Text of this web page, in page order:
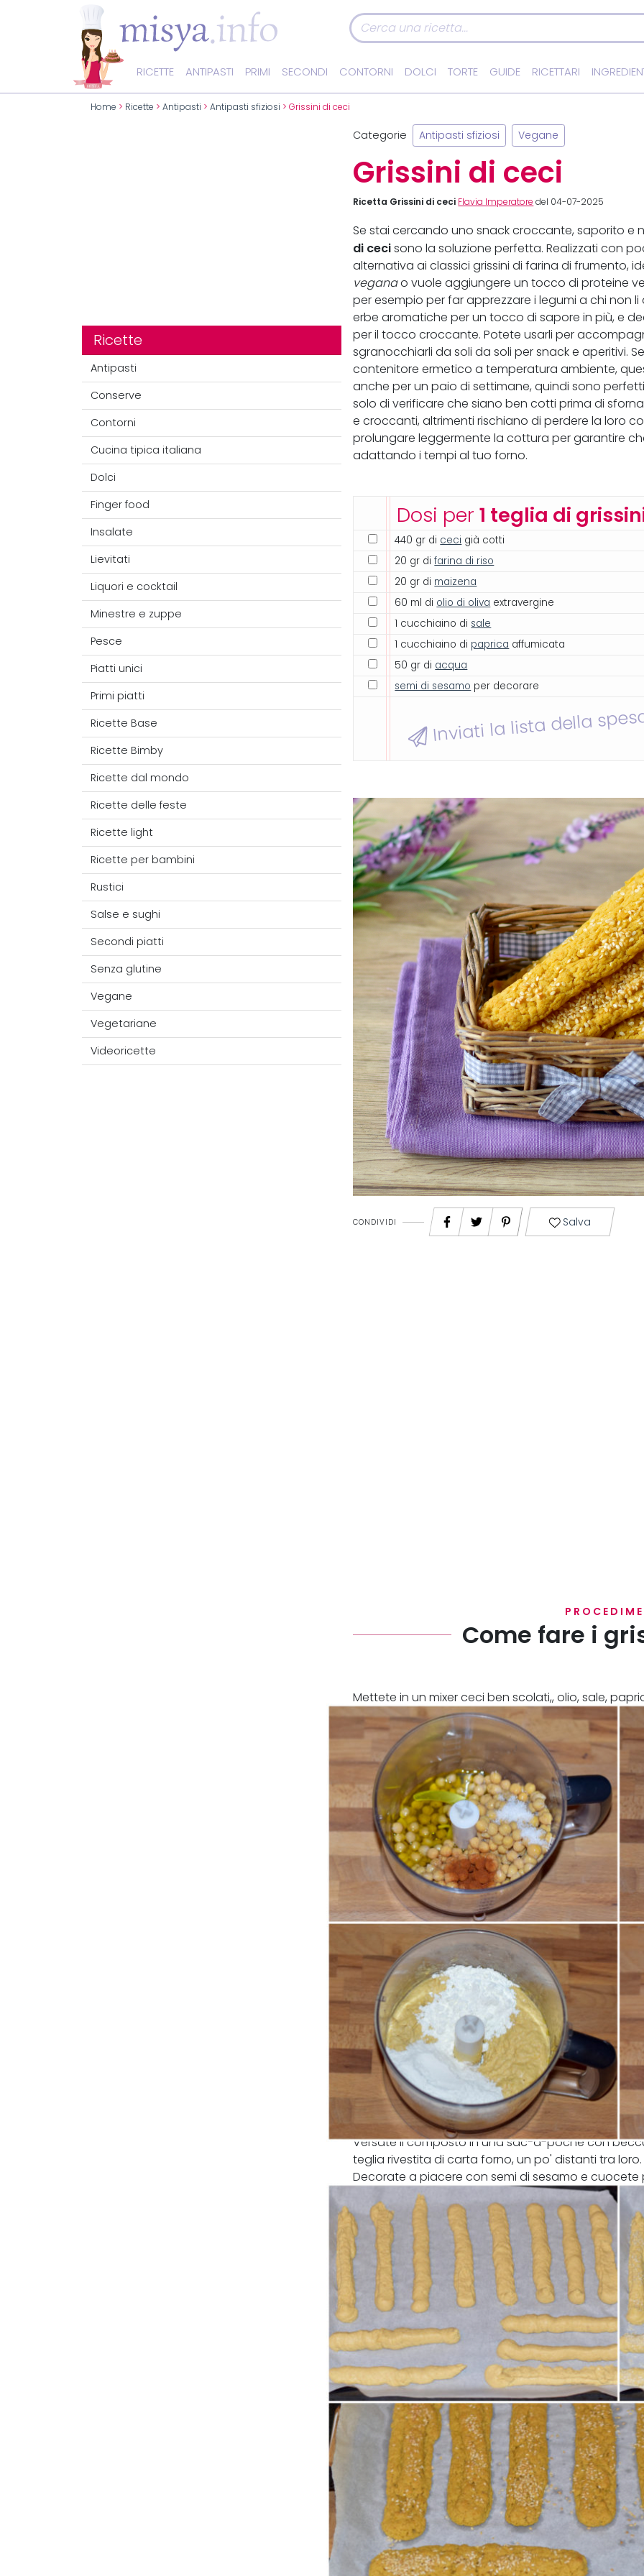
RICETTE ANTIPASTI PRIMI SECONDI CONTORNI DOLCI TORTE GUIDE RICETTARI
Home > Ricette > Antipasti > Antipasti sfiziosi > Grissini di ceci
Ricette
Antipasti
Conserve
Contorni
Cucina tipica italiana
Dolci
Finger food
Insalate
Lievitati
Liquori e cocktail
Minestre e zuppe
Pesce
Piatti unici
Primi piatti
Ricette Base
Ricette Bimby
Ricette dal mondo
Ricette delle feste
Ricette light
Ricette per bambini
Rustici
Salse e sughi
Secondi piatti
Senza glutine
Vegane
Vegetariane
Videoricette
Categorie Antipasti sfiziosi Vegane
Grissini di ceci
Ricetta Grissini di ceci Flavia Imperatore del 04-07-2025
Se stai cercando uno snack croccante, saporito e
di ceci sono la soluzione perfetta. Realizzati con
alternativa ai classici grissini di farina di frumento,
veganao vuole aggiungere un tocco di proteine
per esempio per far apprezzare i legumi a chi non
erbe aromatiche per un tocco di sapore in più, e
per il tocco croccante. Potete usarli per
sgranocchiarli da soli da soli per snack e aperitivi.
contenitore ermetico a temperatura ambiente,
anche per un paio di settimane, quindi sono
solo di verificare che siano ben cotti prima di
e croccanti, altrimenti rischiano di perdere la loro
prolungare leggermente la cottura per garantire
adattando i tempi al tuo forno.
Dosi per1 teglia di
440 gr di ceci già cotti
20 gr difarina di riso
20 gr di maizena
60 ml di olio di oliva extravergine
1 cucchiaino di sale
1 cucchiaino di paprica affumicata
50 gr di acqua
semi di sesamo per decorare
Inviati la lista della
CONDIVIDI Salva
Come fare i
Mettete in un mixer ceci ben scolati,, olio, sale,
mescolate bene.
Versate il composto in una sac-à-poche con
teglia rivestita di carta forno, un po' distanti tra loro.
Decorate a piacere con semi di sesamo e
forno statico preriscaldato a 200°C.